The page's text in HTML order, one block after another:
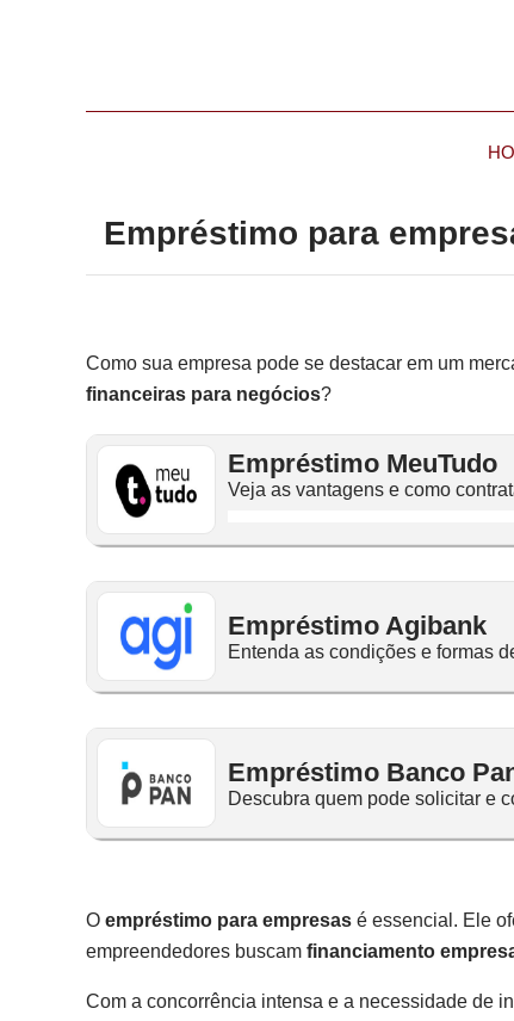
Empréstimo para
Como sua empresa pode se destacar em um
financeiras para negócios?
Empréstimo MeuTudo
Veja as vantagens e como
Empréstimo Agibank
Entenda as condições e formas
Empréstimo Banco
Descubra quem pode solicitar e
O empréstimo para empresas é essencial. Ele
empreendedores buscam financiamento
Com a concorrência intensa e a necessidade de